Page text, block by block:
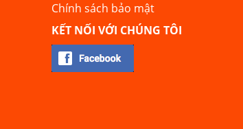
Chính sách bảo mật
KẾT NỐI VỚI CHÚNG TÔI